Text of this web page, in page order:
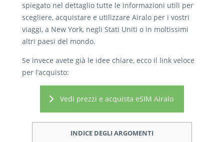
spiegato nel dettaglio tutte le informazioni utili per
scegliere, acquistare e utilizzare Airalo per i vostri
viaggi, a New York, negli Stati Uniti o in moltissimi
altri paesi del mondo.
Se invece avete già le idee chiare, ecco il link veloce
per l’acquisto:
Vedi prezzi e acquista eSIM Airalo
INDICE DEGLI ARGOMENTI